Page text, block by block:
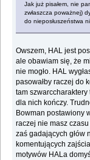
Jak już pisałem, nie
zwłaszcza poważnej)
do nieposłuszeństwa
Owszem, HAL jest
ale obawiam się, że
nie mogło. HAL
pasowałby raczej do
tam szwarccharaktery
dla nich kończy.
Bowman postawiony
raczej nie masz
zaś gadających głów
komentujących
motywów HALa